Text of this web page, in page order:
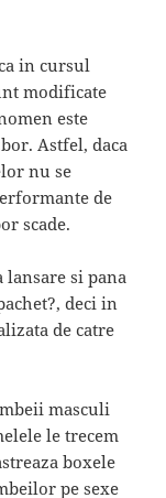
in cursul
modificate
este
Astfel, daca
nu se
de
scade.
lansare si pana
deci in
de catre
masculi
le trecem
boxele
pe sexe